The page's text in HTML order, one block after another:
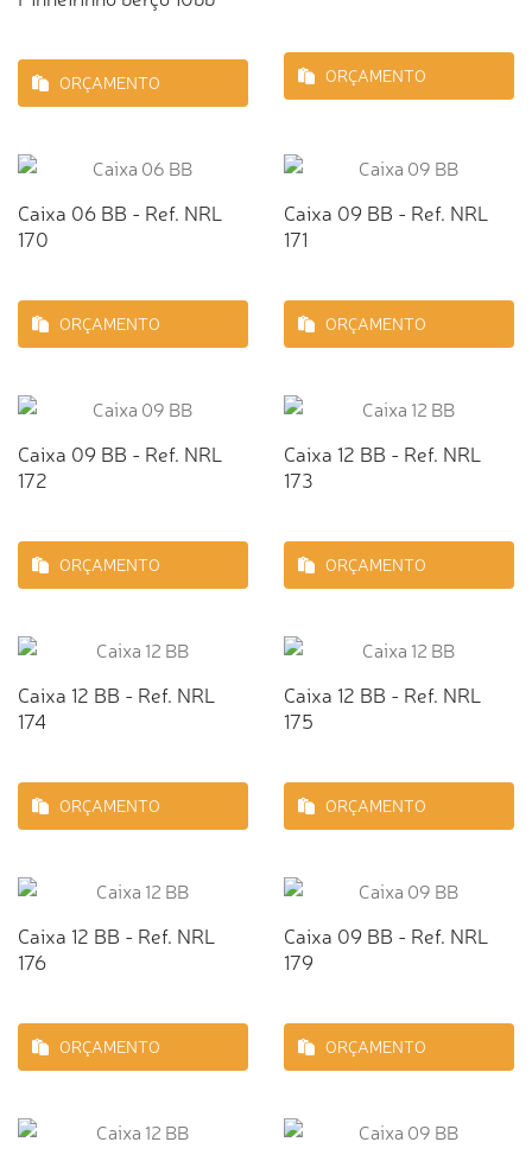
ORÇAMENTO ORÇAMENTO
Caixa 06 BB - Ref. NRL
170
ORÇAMENTO
Caixa 09 BB - Ref. NRL
171
ORÇAMENTO
Caixa 09 BB - Ref. NRL
172
ORÇAMENTO
Caixa 12 BB - Ref. NRL
173
ORÇAMENTO
Caixa 12 BB - Ref. NRL
174
ORÇAMENTO
Caixa 12 BB - Ref. NRL
175
ORÇAMENTO
Caixa 12 BB - Ref. NRL
176
ORÇAMENTO
Caixa 09 BB - Ref. NRL
179
ORÇAMENTO